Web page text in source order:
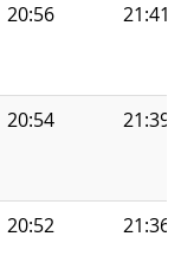
20:56 21:41
20:54 21:39
20:52 21:36